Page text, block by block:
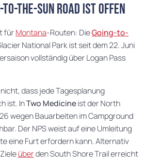
to-the-Sun Road ist offen
für Montana-Routen: DieGoing-to-
National Park ist seit dem 22. Juni
vollständig über Logan Pass
dass jede Tagesplanung
ist. InTwo Medicineist der North
wegen Bauarbeiten im Campground
Der NPS weist auf eine Umleitung
eine Furt erfordern kann. Alternativ
überden South Shore Trail erreicht